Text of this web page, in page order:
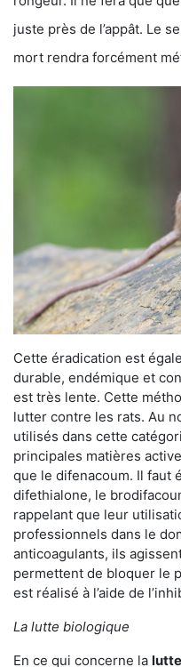
juste près de l’appât. Le
mort rendra forcément
Cette éradication est
durable, endémique et
est très lente. Cette
lutter contre les rats. Au
utilisés dans cette
principales matières
que le difenacoum. Il faut
difethialone, le
rappelant que leur
professionnels dans le
anticoagulants, ils
permettent de bloquer le
est réalisé à l’aide de
La lutte biologique
En ce qui concerne la